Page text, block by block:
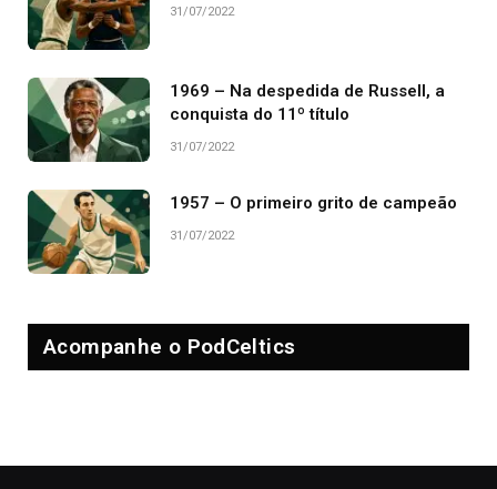
31/07/2022
1969 – Na despedida de Russell, a
conquista do 11º título
31/07/2022
1957 – O primeiro grito de campeão
31/07/2022
Acompanhe o PodCeltics